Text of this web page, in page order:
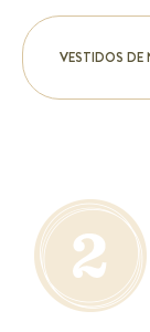
VESTIDOS DE